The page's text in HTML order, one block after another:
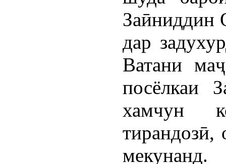
Заӣниддин
дар
Ватани
посёлкаи
хамчун
тирандозӣ,
мекунанд.